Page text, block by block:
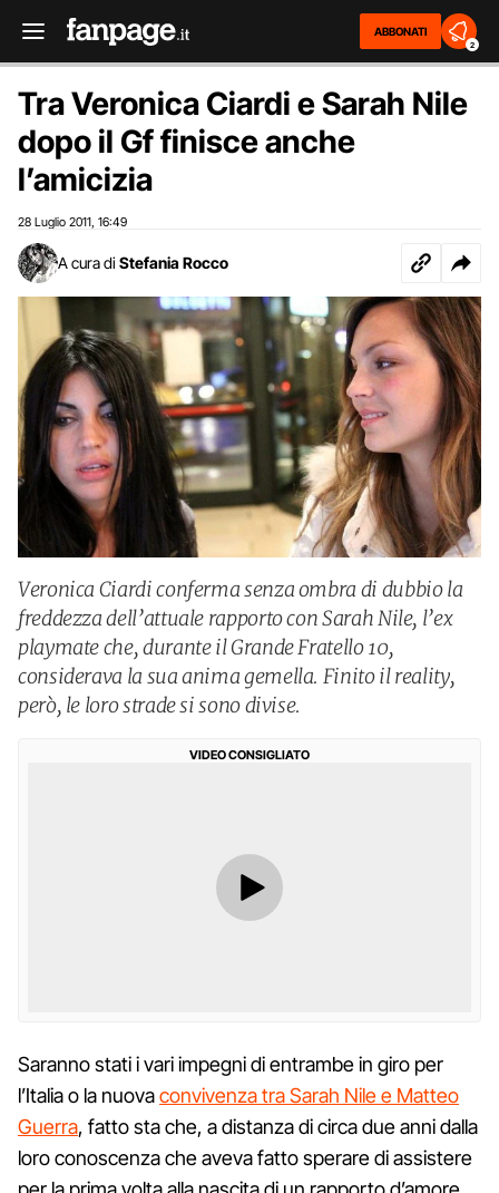
ABBONATI
2
Tra Veronica Ciardi e Sarah Nile
dopo il Gf finisce anche
l’amicizia
28 Luglio 2011 16:49
A cura di Stefania Rocco
Veronica Ciardi conferma senza ombra di dubbio la
freddezza dell’attuale rapporto con Sarah Nile, l’ex
playmate che, durante il Grande Fratello 10,
considerava la sua anima gemella. Finito il reality,
però, le loro strade si sono divise.
VIDEO CONSIGLIATO
Saranno stati i vari impegni di entrambe in giro per
l’Italia o la nuovaconvivenza tra Sarah Nile e Matteo
Guerra, fatto sta che, a distanza di circa due anni dalla
loro conoscenza che aveva fatto sperare di assistere